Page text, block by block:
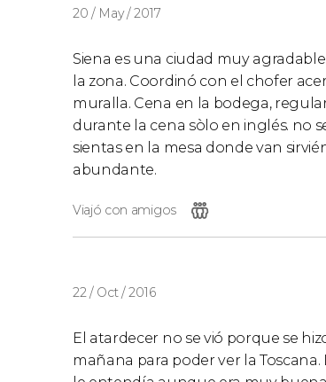
20 / May / 2017
Siena es una ciudad muy
la zona. Coordinó con el chofer
muralla. Cena en la bodega,
durante la cena sòlo en inglés. no
sientas en la mesa donde van
abundante.
Viajó con amigos
22 / Oct / 2016
El atardecer no se vió porque se
mañana para poder ver la